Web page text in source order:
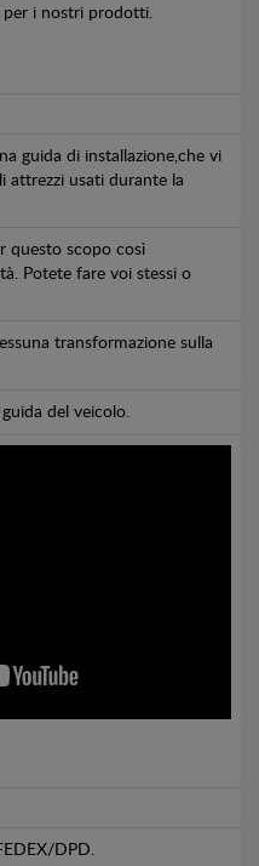
per i nostri prodotti.
guida di installazione,che vi
attrezzi usati durante la
questo scopo così
Potete fare voi stessi o
transformazione sulla
del veicolo.
DPD.